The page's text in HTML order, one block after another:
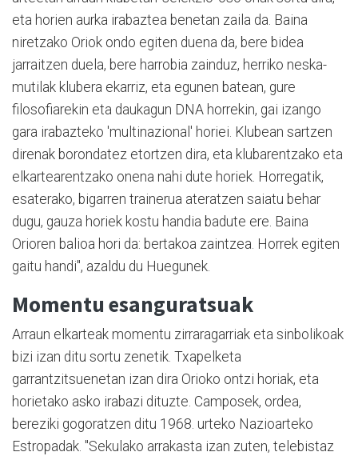
eta horien aurka irabaztea benetan zaila da. Baina
niretzako Oriok ondo egiten duena da, bere bidea
jarraitzen duela, bere harrobia zainduz, herriko neska-
mutilak klubera ekarriz, eta egunen batean, gure
filosofiarekin eta daukagun DNA horrekin, gai izango
gara irabazteko 'multinazional' horiei. Klubean sartzen
direnak borondatez etortzen dira, eta klubarentzako eta
elkartearentzako onena nahi dute horiek. Horregatik,
esaterako, bigarren trainerua ateratzen saiatu behar
dugu, gauza horiek kostu handia badute ere. Baina
Orioren balioa hori da: bertakoa zaintzea. Horrek egiten
gaitu handi", azaldu du Huegunek.
Momentu esanguratsuak
Arraun elkarteak momentu zirraragarriak eta sinbolikoak
bizi izan ditu sortu zenetik. Txapelketa
garrantzitsuenetan izan dira Orioko ontzi horiak, eta
horietako asko irabazi dituzte. Camposek, ordea,
bereziki gogoratzen ditu 1968. urteko Nazioarteko
Estropadak. "Sekulako arrakasta izan zuten, telebistaz